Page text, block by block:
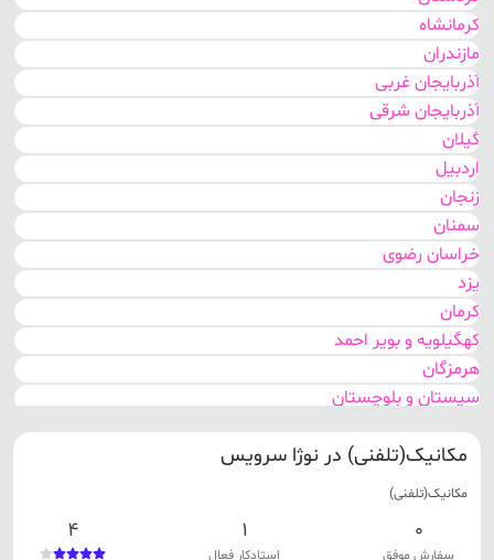
کرمانشاه
مازندران
آذربایجان غربی
آذربایجان شرقی
گیلان
اردبیل
زنجان
سمنان
خراسان رضوی
یزد
کرمان
کهگیلویه و بویر احمد
هرمزگان
سیستان و بلوچستان
اصفهان
مرکزی
گلستان
مکانیک(تلفنی) در نوژا سرویس
مکانیک(تلفنی)
0
سفارش موفق
1
استادکار فعال
4